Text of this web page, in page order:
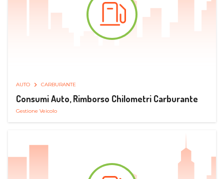
AUTO CARBURANTE
Consumi Auto, Rimborso Chilometri Carburante
Gestione Veicolo